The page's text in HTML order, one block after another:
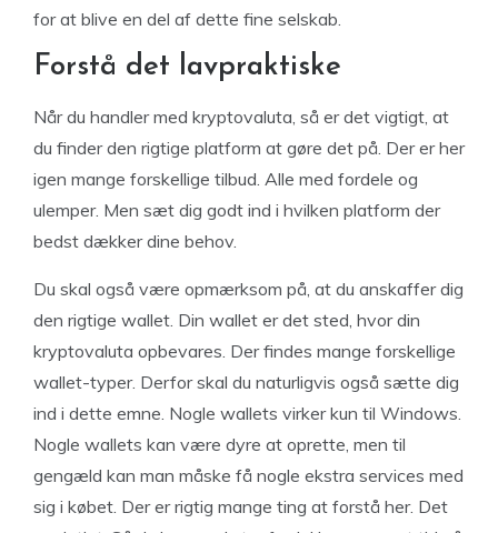
for at blive en del af dette fine selskab.
Forstå det lavpraktiske
Når du handler med kryptovaluta, så er det vigtigt, at
du finder den rigtige platform at gøre det på. Der er her
igen mange forskellige tilbud. Alle med fordele og
ulemper. Men sæt dig godt ind i hvilken platform der
bedst dækker dine behov.
Du skal også være opmærksom på, at du anskaffer dig
den rigtige wallet. Din wallet er det sted, hvor din
kryptovaluta opbevares. Der findes mange forskellige
wallet-typer. Derfor skal du naturligvis også sætte dig
ind i dette emne. Nogle wallets virker kun til Windows.
Nogle wallets kan være dyre at oprette, men til
gengæld kan man måske få nogle ekstra services med
sig i købet. Der er rigtig mange ting at forstå her. Det